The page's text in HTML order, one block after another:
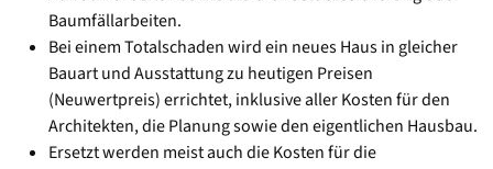
Baumfällarbeiten.
Bei einem Totalschaden wird ein neues Haus in gleicher
Bauart und Ausstattung zu heutigen Preisen
(Neuwertpreis) errichtet, inklusive aller Kosten für den
Architekten, die Planung sowie den eigentlichen Hausbau.
Ersetzt werden meist auch die Kosten für die